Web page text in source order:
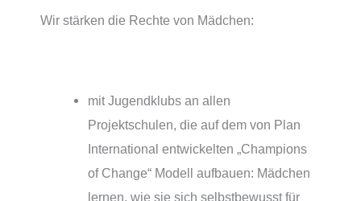
Wir stärken die Rechte von Mädchen:
mit Jugendklubs an allen
Projektschulen, die auf dem von Plan
International entwickelten „Champions
of Change“ Modell aufbauen: Mädchen
lernen, wie sie sich selbstbewusst für